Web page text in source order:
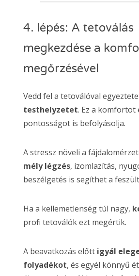
4. lépés: A tetoválás
megkezdése a
megőrzésével
Vedd fel a tetoválóval
testhelyzetet. Ez a komfortot
pontosságot is befolyásolja.
A stressz növeli a
mély légzés, izomlazítás,
beszélgetés is segíthet a
Ha a kellemetlenség túl nagy,
profi tetoválók ezt megértik.
A beavatkozás előtt igyál
folyadékot, és egyél könnyű